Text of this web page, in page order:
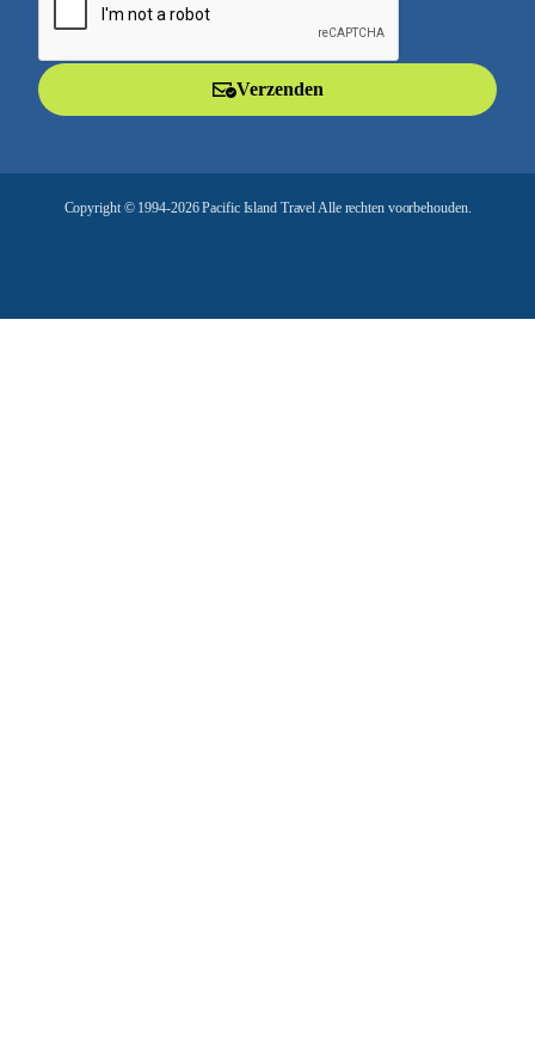
a
Verzenden
Copyright © 1994-2026 Pacific Island Travel Alle rechten voorbehouden.